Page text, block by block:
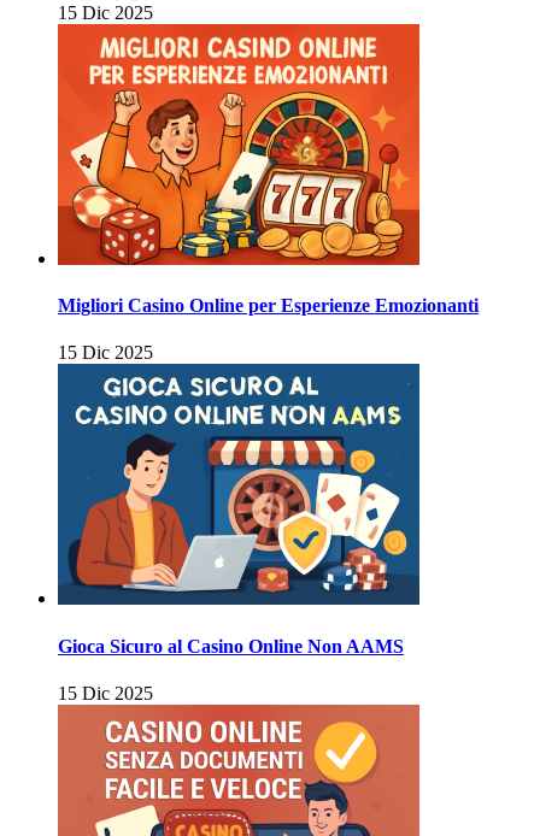
15 Dic 2025
Migliori Casino Online per Esperienze Emozionanti
15 Dic 2025
Gioca Sicuro al Casino Online Non AAMS
15 Dic 2025